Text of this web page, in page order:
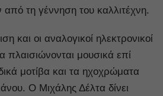
τη γέννηση του καλλιτέχνη.
και οι αναλογικοί ηλεκτρονικοί
πλαισιώνονται μουσικά επί
μοτίβα και τα ηχοχρώματα
Ο Μιχάλης Δέλτα δίνει